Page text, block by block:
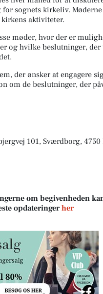
sognets kirkeliv.
aktiviteter.
møder, hvor der er
og hvilke beslutninger,
der ønsker at engagere
om de beslutninger, der
101, Sværdborg,
om begivenheden
opdateringer her